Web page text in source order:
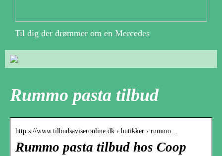
Til dig der drømmer om en Mercedes
Rummo pasta tilbud
http s://www.tilbudsaviseronline.dk › butikker › rummo…
Rummo pasta tilbud hos Coop